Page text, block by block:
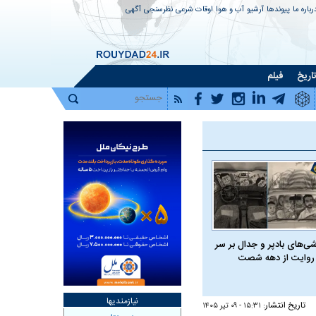
ما پیوندها آرشیو آب و هوا اوقات شرعی نظرسنجی آگهی
تاریخ فیلم
بادپر و جدال بر سر
از دهه شصت
تاریخ انتشار: ۱۵:۳۱ - ۰۹ تير ۱۴۰۵ نیازمندیها